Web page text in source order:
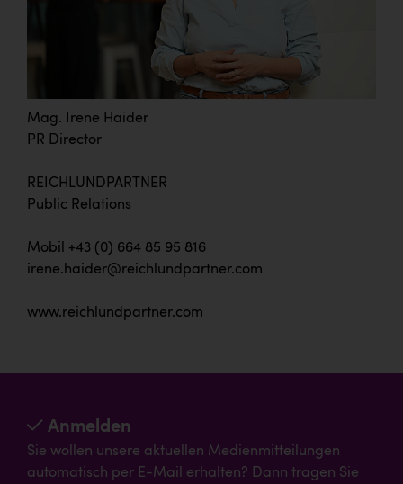
Mag. Irene Haider
PR Director
REICHLUNDPARTNER
Public Relations
Mobil +43 (0) 664 85 95 816
irene.haider@reichlundpartner.com
www.reichlundpartner.com
Anmelden
Sie wollen unsere aktuellen Medienmitteilungen
automatisch per E-Mail erhalten? Dann tragen Sie